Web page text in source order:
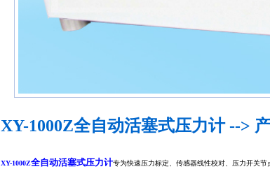
XY-1000Z全自动活塞式压力计 -->
XY-1000Z全自动活塞式压力计专为快速压力标定、传感器线性校对、压力开关